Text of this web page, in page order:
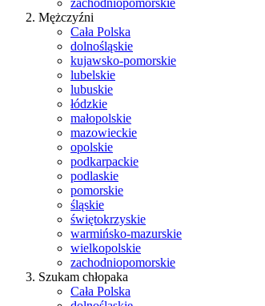
zachodniopomorskie
Mężczyźni
Cała Polska
dolnośląskie
kujawsko-pomorskie
lubelskie
lubuskie
łódzkie
małopolskie
mazowieckie
opolskie
podkarpackie
podlaskie
pomorskie
śląskie
świętokrzyskie
warmińsko-mazurskie
wielkopolskie
zachodniopomorskie
Szukam chłopaka
Cała Polska